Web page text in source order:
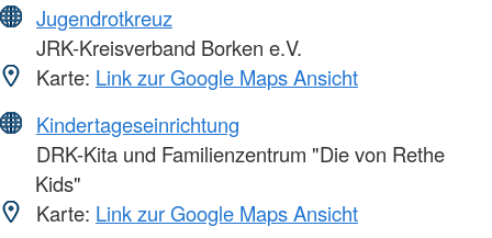
Jugendrotkreuz
JRK-Kreisverband Borken e.V.
Karte: Link zur Google Maps Ansicht
Kindertageseinrichtung
DRK-Kita und Familienzentrum "Die von Rethe
Kids"
Karte: Link zur Google Maps Ansicht